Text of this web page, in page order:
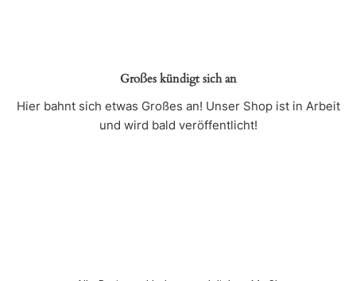
Großes kündigt sich an
Hier bahnt sich etwas Großes an! Unser Shop ist in Arbeit
und wird bald veröffentlicht!